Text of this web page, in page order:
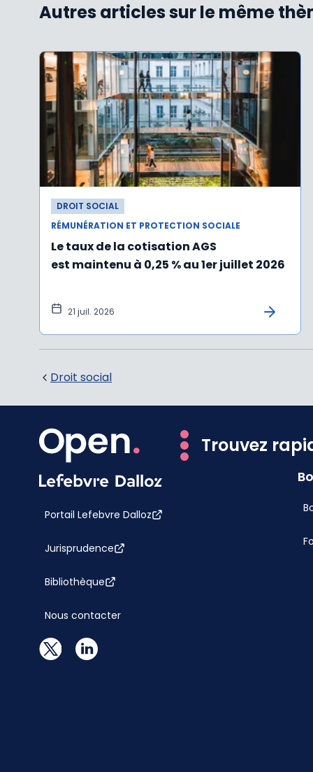
Autres articles sur le même
DROIT SOCIAL
RÉMUNÉRATION ET PROTECTION SOCIALE
Le taux de la cotisation AGS
est maintenu à 0,25 % au 1er juillet 2026
21 juil. 2026
Droit social
Trouvez
Portail Lefebvre Dalloz
Jurisprudence
Bibliothèque
Nous contacter